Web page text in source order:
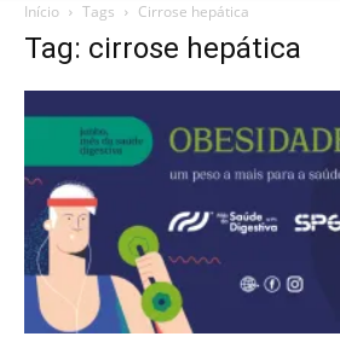
Início Tags Cirrose hepática
Tag: cirrose hepática